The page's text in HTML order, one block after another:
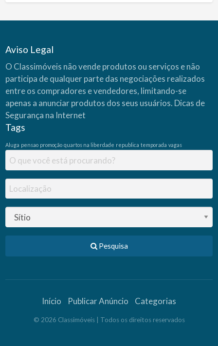
A
C
A
A
P
P
I
Aviso Legal
O Classimóveis não vende produtos ou serviços e não
participa de qualquer parte das negociações realizados
entre os compradores e vendedores, limitando-se
apenas a anunciar produtos dos seus usuários. Dicas de
Segurança na Internet
Tags
Aluga pensao promoção quartos na liberdade republica temporada vagas
Pesquisa
Início Publicar Anúncio Categorias
© 2026 Classimóveis| Todos os direitos reservados